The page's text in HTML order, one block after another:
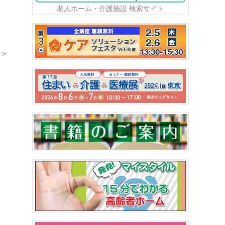
老人ホーム・介護施設 検索サイト